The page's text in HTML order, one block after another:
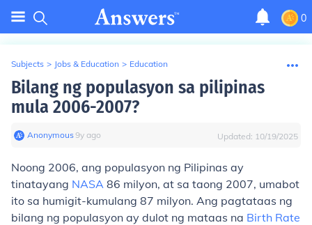
0
Subjects > Jobs & Education > Education
Bilang ng populasyon sa pilipinas
mula 2006-2007?
Anonymous∙9y ago Updated: 10/19/2025
Noong 2006, ang populasyon ng Pilipinas ay
tinatayang NASA 86 milyon, at sa taong 2007, umabot
ito sa humigit-kumulang 87 milyon. Ang pagtataas ng
bilang ng populasyon ay dulot ng mataas na Birth Rate